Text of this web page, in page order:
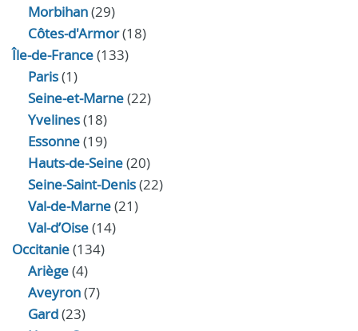
Morbihan(29)
Côtes-d'Armor(18)
Île-de-France(133)
Paris(1)
Seine-et-Marne(22)
Yvelines(18)
Essonne(19)
Hauts-de-Seine(20)
Seine-Saint-Denis(22)
Val-de-Marne(21)
Val-d’Oise(14)
Occitanie(134)
Ariège(4)
Aveyron(7)
Gard(23)